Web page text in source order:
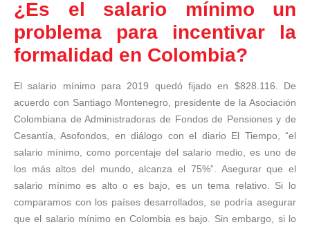
¿Es el salario mínimo un
problema para incentivar la
formalidad en Colombia?
El salario mínimo para 2019 quedó fijado en $828.116. De
acuerdo con Santiago Montenegro, presidente de la Asociación
Colombiana de Administradoras de Fondos de Pensiones y de
Cesantía, Asofondos, en diálogo con el diario El Tiempo, “el
salario mínimo, como porcentaje del salario medio, es uno de
los más altos del mundo, alcanza el 75%”. Asegurar que el
salario mínimo es alto o es bajo, es un tema relativo. Si lo
comparamos con los países desarrollados, se podría asegurar
que el salario mínimo en Colombia es bajo. Sin embargo, si lo